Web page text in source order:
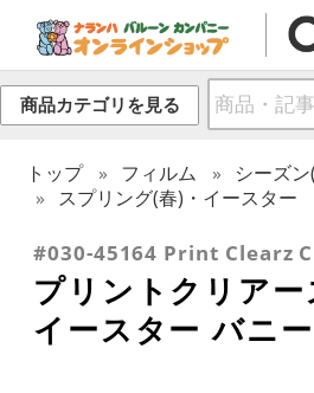
商品カテゴリを見る
トップ フィルム
シーズ
スプリング(春)・イースター
#030-45164 Print Clearz
プリントクリアー
イースター バニ